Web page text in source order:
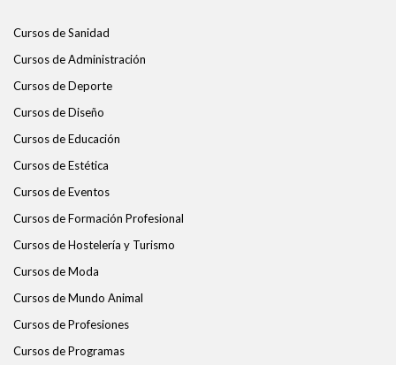
Cursos de Sanidad
Cursos de Administración
Cursos de Deporte
Cursos de Diseño
Cursos de Educación
Cursos de Estética
Cursos de Eventos
Cursos de Formación Profesional
Cursos de Hostelería y Turismo
Cursos de Moda
Cursos de Mundo Animal
Cursos de Profesiones
Cursos de Programas